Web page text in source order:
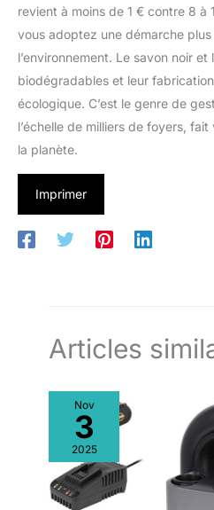
revient à moins de 1 € contre 8
vous adoptez une démarche
l’environnement. Le savon noir
biodégradables et leur
écologique. C’est le genre de
l’échelle de milliers de foyers,
la planète.
Imprimer
Articles
Nov
3
2025